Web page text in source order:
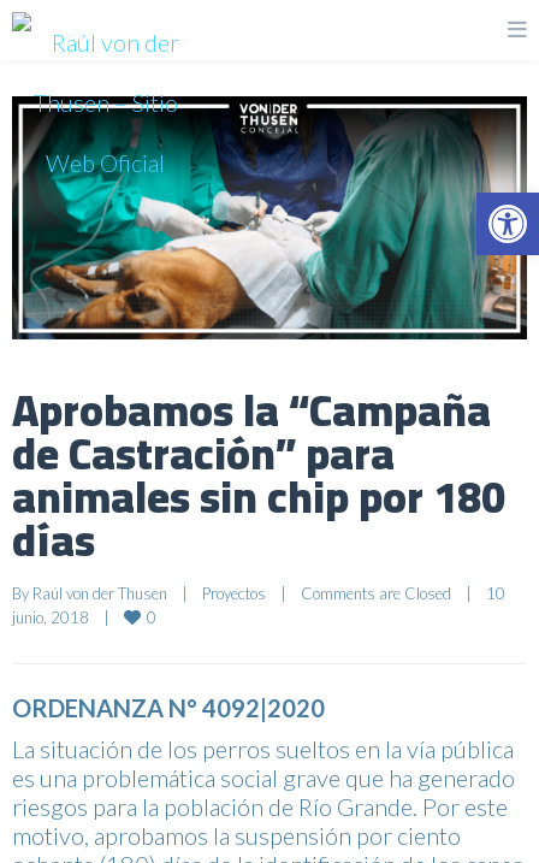
Aprobamos la “Campaña
de Castración” para
animales sin chip por 180
días
By Raúl von der Thusen | Proyectos | Comments are Closed |
10
junio, 2018
| 0
ORDENANZA N° 4092|2020
La situación de los perros sueltos en la vía pública
es una problemática social grave que ha generado
riesgos para la población de Río Grande. Por este
motivo, aprobamos la suspensión por ciento